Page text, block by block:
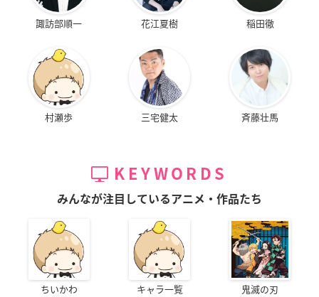
諏訪部順一 花江夏樹 稲田徹
村瀬歩 三宅健太 斉藤壮馬
KEYWORDS
みんなが注目しているアニメ・作品たち
ちいかわ キャラ一覧 鬼滅の刃